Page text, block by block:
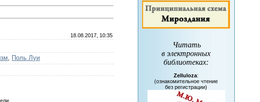
18.08.2017, 10:35
, Поль Луи
Читать
в электронных
библиотеках:
Zelluloza:
(ознакомительное чтение
без регистрации)